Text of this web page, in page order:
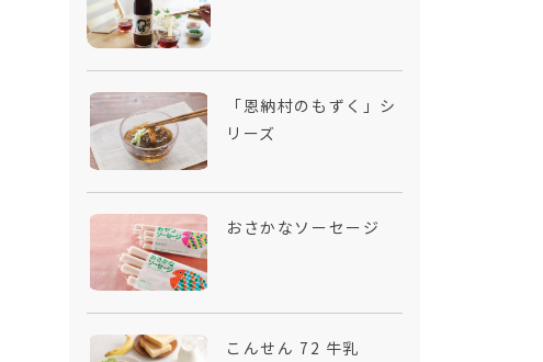
「恩納村のもずく」シ
リーズ
おさかなソーセージ
こんせん 72 牛乳